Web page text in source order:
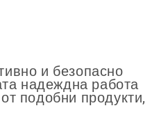
и безопасно
надеждна работа
подобни продукти,